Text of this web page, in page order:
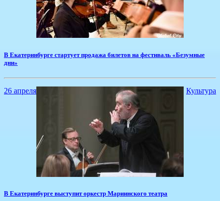
В Екатеринбурге стартует продажа билетов на фестиваль «Безумные
дни»
26 апреля Культура
В Екатеринбурге выступит оркестр Мариинского театра